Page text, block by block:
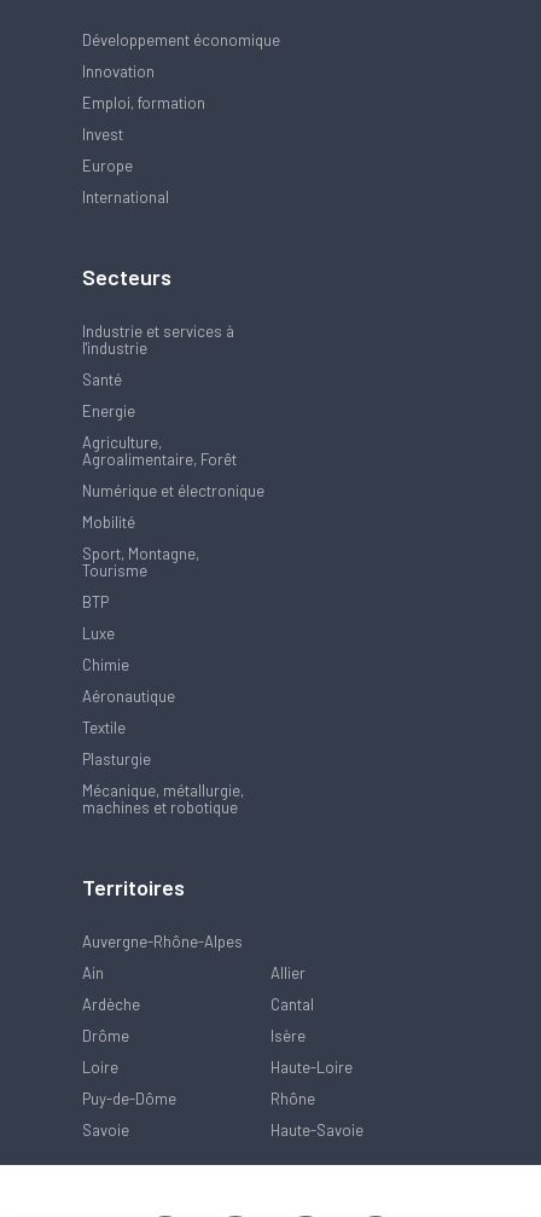
Développement économique
Innovation
Emploi, formation
Invest
Europe
International
Secteurs
Industrie et services à
l'industrie
Santé
Energie
Agriculture,
Agroalimentaire, Forêt
Numérique et électronique
Mobilité
Sport, Montagne,
Tourisme
BTP
Luxe
Chimie
Aéronautique
Textile
Plasturgie
Mécanique, métallurgie,
machines et robotique
Territoires
Auvergne-Rhône-Alpes
Ain
Allier
Ardèche
Cantal
Drôme
Isère
Loire
Haute-Loire
Puy-de-Dôme
Rhône
Savoie
Haute-Savoie